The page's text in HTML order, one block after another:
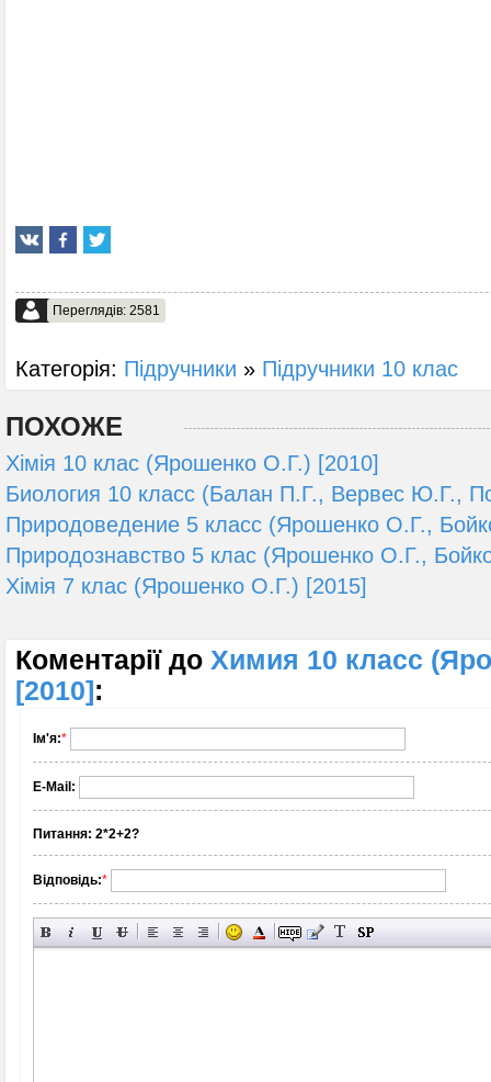
Переглядів: 2581
Категорія: Підручники » Підручники 10 клас
ПОХОЖЕ
Хімія 10 клас (Ярошенко О.Г.) [2010]
Биология 10 класс (Балан П.Г., Вервес Ю.Г.,
Природоведение 5 класс (Ярошенко О.Г.,
Природознавство 5 клас (Ярошенко О.Г.,
Хімія 7 клас (Ярошенко О.Г.) [2015]
Коментарії до Химия 10 класс
[2010] :
Ім'я:*
E-Mail:
Питання: 2*2+2?
Відповідь:*